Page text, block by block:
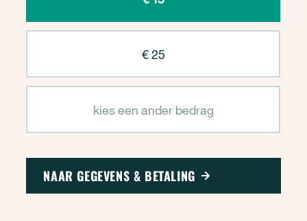
€ 25
kies een ander bedrag
NAAR GEGEVENS & BETALING